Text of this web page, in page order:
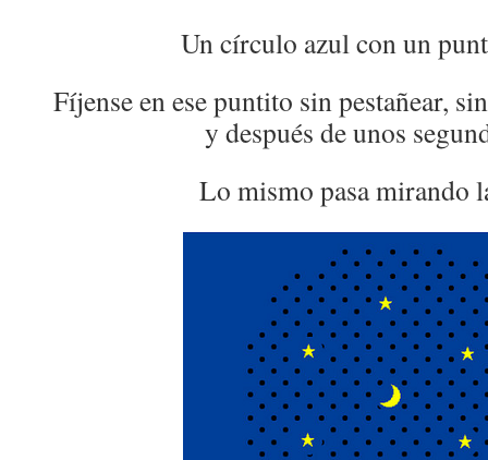
Un círculo azul con un
Fíjense en ese puntito sin pestañear,
y después de unos
Lo mismo pasa mirando